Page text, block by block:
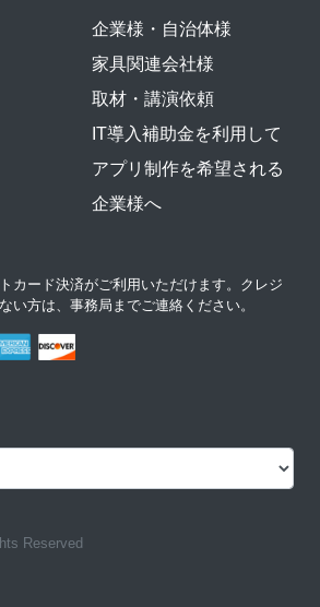
企業様・自治体様
家具関連会社様
取材・講演依頼
IT導入補助金を利用して
アプリ制作を希望される
企業様へ
カード決済がご利用いただけます。クレジ
い方は、事務局までご連絡ください。
Reserved